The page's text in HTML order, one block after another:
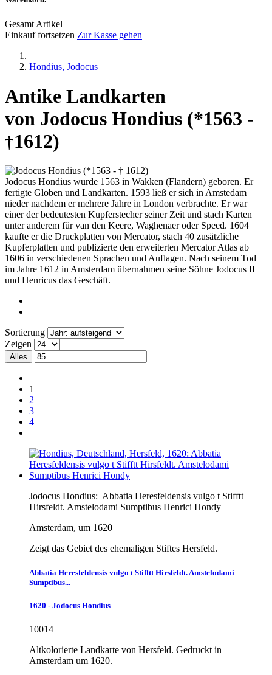
Gesamt Artikel
Einkauf fortsetzen Zur Kasse gehen
Hondius, Jodocus
Antike Landkarten
von Jodocus Hondius (*1563 -
†1612)
Jodocus Hondius wurde 1563 in Wakken (Flandern) geboren. Er
fertigte Globen und Landkarten. 1593 ließ er sich in Amstedam
nieder nachdem er mehrere Jahre in London verbrachte. Er war
einer der bedeutesten Kupferstecher seiner Zeit und stach Karten
unter anderem für van den Keere, Waghenaer oder Speed. 1604
kaufte er die Druckplatten von Mercator, stach 40 zusätzliche
Kupferplatten und publizierte den erweiterten Mercator Atlas ab
1606 in verschiedenen Sprachen und Auflagen. Nach seinem Tod
im Jahre 1612 in Amsterdam übernahmen seine Söhne Jodocus II
und Henricus das Geschäft.
Sortierung
Zeigen
Alles
1
2
3
4
Jodocus Hondius: Abbatia Heresfeldensis vulgo t Stifftt
Hirsfeldt. Amstelodami Sumptibus Henrici Hondy
Amsterdam, um 1620
Zeigt das Gebiet des ehemaligen Stiftes Hersfeld.
Abbatia Heresfeldensis vulgo t Stifftt Hirsfeldt. Amstelodami
Sumptibus...
1620 - Jodocus Hondius
10014
Altkolorierte Landkarte von Hersfeld. Gedruckt in
Amsterdam um 1620.